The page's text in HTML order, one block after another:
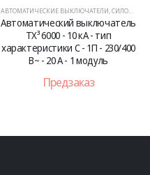
АВТОМАТИЧЕСКИЕ ВЫКЛЮЧАТЕЛИ СИЛОВОЕ ОБОРУДОВАНИЕ
Автоматический выключатель
TX³ 6000 - 10 кА - тип
характеристики C - 1П - 230/400
В~ - 20 А - 1 модуль
Предзаказ